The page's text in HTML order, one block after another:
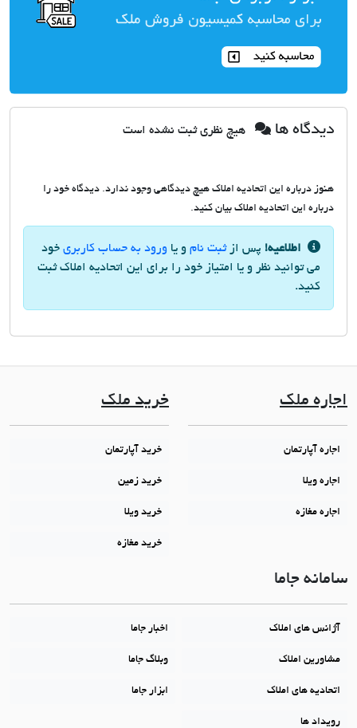
دیدگاه ها هیچ نظری ثبت نشده است
هنوز درباره این اتحادیه املاک هیچ دیدگاهی وجود ندارد. دیدگاه خود را
درباره این اتحادیه املاک بیان کنید.
اطلاعیه! پس ازثبت نام و یا ورود به حساب کاربری خود
می توانید نظر و یا امتیاز خود را برای این اتحادیه املاک ثبت
کنید.
اجاره ملک
اجاره آپارتمان
اجاره ویلا
اجاره مغازه
خرید ملک
خرید آپارتمان
خرید زمین
خرید ویلا
خرید مغازه
سامانه جاما
آژانس های املاک اخبار جاما
مشاورین املاک وبلاگ جاما
اتحادیه های املاک ابزار جاما
رویداد ها